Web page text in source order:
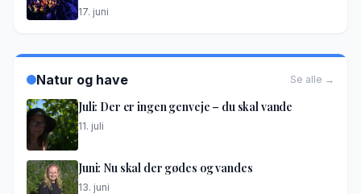
17. juni
Natur og have Se alle →
Juli: Der er ingen genveje – du skal vande
11. juli
Juni: Nu skal der gødes og vandes
13. juni